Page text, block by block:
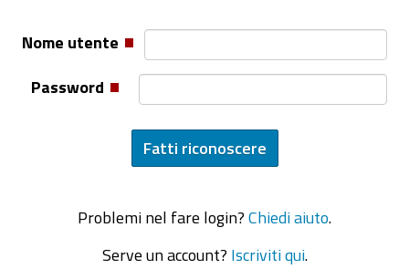
Nome utente
Password
Problemi nel fare login? Chiedi aiuto
Serve un account? Iscriviti qui.